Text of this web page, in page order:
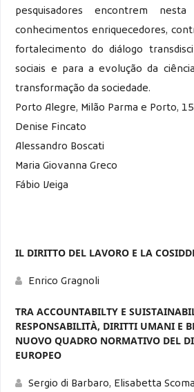
pesquisadores encontrem
conhecimentos enriquecedores,
fortalecimento do diálogo
sociais e para a evolução da
transformação da sociedade.
Porto Alegre, Milão Parma e Porto,
Denise Fincato
Alessandro Boscati
Maria Giovanna Greco
Fábio Veiga
IL DIRITTO DEL LAVORO E LA
Enrico Gragnoli
TRA ACCOUNTABILTY E
RESPONSABILITÀ, DIRITTI UMANI E
NUOVO QUADRO NORMATIVO DEL
EUROPEO
Sergio di Barbaro, Elisabetta